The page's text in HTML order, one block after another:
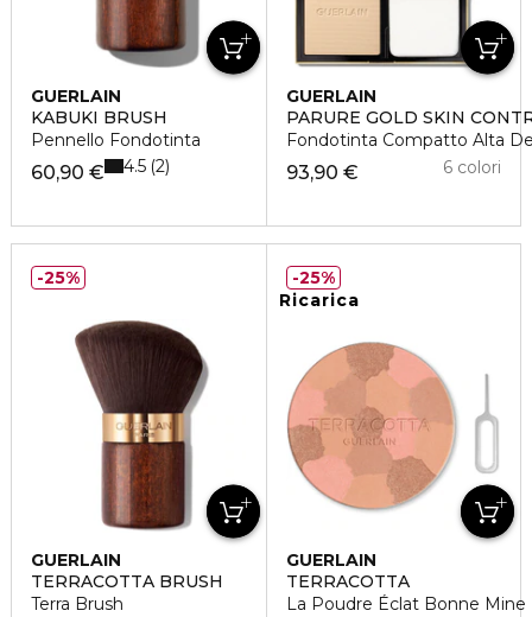
GUERLAIN
KABUKI BRUSH
Pennello Fondotinta
60,90 € 4.5 2
GUERLAIN
PARURE GOLD SKIN
Fondotinta Compatto Alta
93,90 € 6 colori
GUERLAIN
TERRACOTTA BRUSH
Terra Brush
25%
Ricarica
GUERLAIN
TERRACOTTA
La Poudre Éclat Bonne Mine
25%